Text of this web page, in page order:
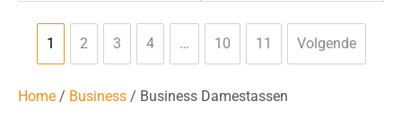
1 2 3 4 … 10 11 Volgende
Home / Business / Business Damestassen